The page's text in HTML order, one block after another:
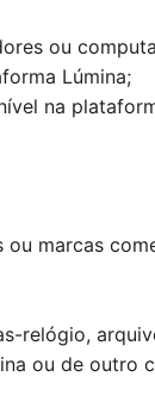
ou
Lúmina;
na
marcas
relógio,
ou de outro